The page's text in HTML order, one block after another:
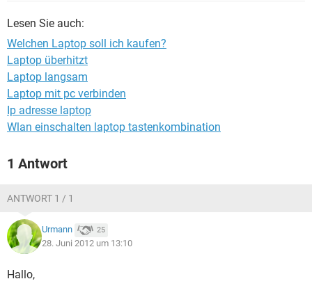
Lesen Sie auch:
Welchen Laptop soll ich kaufen?
Laptop überhitzt
Laptop langsam
Laptop mit pc verbinden
Ip adresse laptop
Wlan einschalten laptop tastenkombination
1 Antwort
ANTWORT 1 / 1
Urmann 25
28. Juni 2012 um 13:10
Hallo,